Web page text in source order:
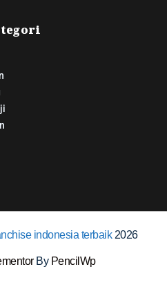
indonesia terbaik2026
By PencilWp